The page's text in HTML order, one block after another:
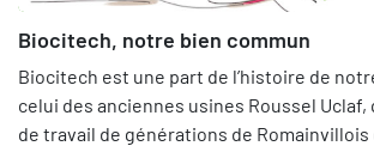
Biocitech, notre bien commun
Biocitech est une part de l’histoire de
celui des anciennes usines Roussel
de travail de générations de Romainvillois